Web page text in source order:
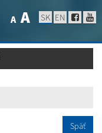
A A SK EN
Späť